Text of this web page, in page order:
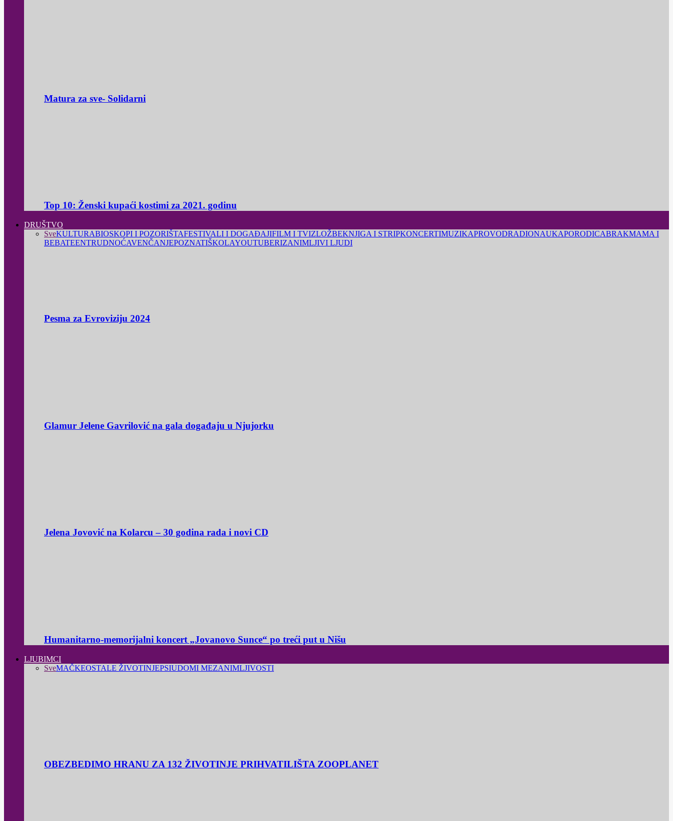
Matura za sve- Solidarni
Top 10: Ženski kupaći kostimi za 2021. godinu
DRUŠTVO
SveKULTURABIOSKOPI I POZORIŠTAFESTIVALI I DOGAĐAJIFILM I TVIZLOŽBEKNJIGA I STRIPKONCERTIMUZIKAPROVODRADIONAUKAPORODICABRAKMAMA I
BEBATEENTRUDNOĆAVENČANJEPOZNATIŠKOLAYOUTUBERIZANIMLJIVI LJUDI
Pesma za Evroviziju 2024
Glamur Jelene Gavrilović na gala događaju u Njujorku
Jelena Jovović na Kolarcu – 30 godina rada i novi CD
Humanitarno-memorijalni koncert „Jovanovo Sunce“ po treći put u Nišu
LJUBIMCI
SveMAČKEOSTALE ŽIVOTINJEPSIUDOMI MEZANIMLJIVOSTI
OBEZBEDIMO HRANU ZA 132 ŽIVOTINJE PRIHVATILIŠTA ZOOPLANET